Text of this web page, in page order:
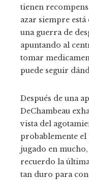
tienen
azar siempre
una guerra de
apuntando al
tomar
puede seguir
Después de una
DeChambeau
vista del
probablemente
jugado en
recuerdo la
tan duro para